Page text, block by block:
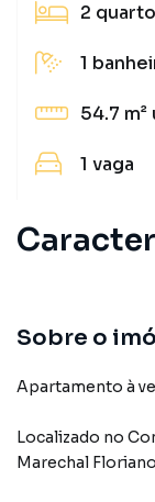
2
1
54.7 m²
1 vaga
Sobre o
Apartamento à
Localizado no
Marechal